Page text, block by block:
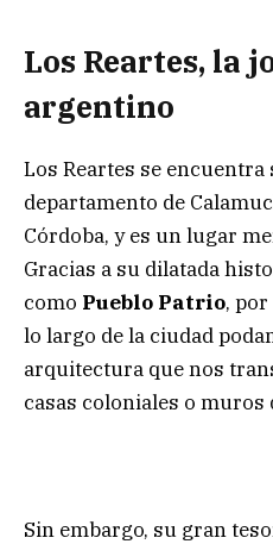
Los Reartes, la
argentino
Los Reartes se encuentra
departamento de
Córdoba, y es un lugar
Gracias a su dilatada
como Pueblo Patrio,
lo largo de la ciudad
arquitectura que nos
casas coloniales o muros
Sin embargo, su gran